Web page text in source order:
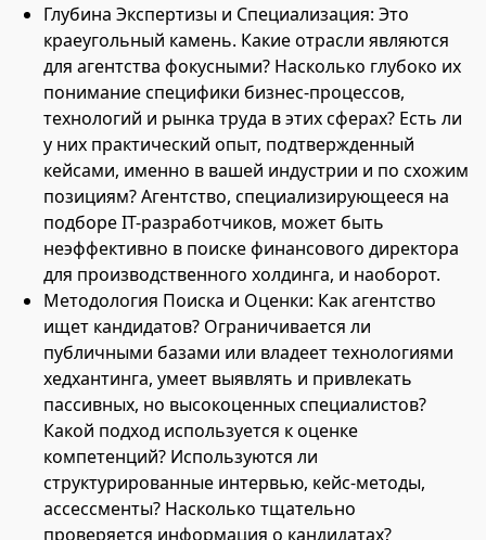
Глубина Экспертизы и Специализация: Это
краеугольный камень. Какие отрасли являются
для агентства фокусными? Насколько глубоко их
понимание специфики бизнес-процессов,
технологий и рынка труда в этих сферах? Есть ли
у них практический опыт, подтвержденный
кейсами, именно в вашей индустрии и по схожим
позициям? Агентство, специализирующееся на
подборе IT-разработчиков, может быть
неэффективно в поиске финансового директора
для производственного холдинга, и наоборот.
Методология Поиска и Оценки: Как агентство
ищет кандидатов? Ограничивается ли
публичными базами или владеет технологиями
хедхантинга, умеет выявлять и привлекать
пассивных, но высокоценных специалистов?
Какой подход используется к оценке
компетенций? Используются ли
структурированные интервью, кейс-методы,
ассессменты? Насколько тщательно
проверяется информация о кандидатах?